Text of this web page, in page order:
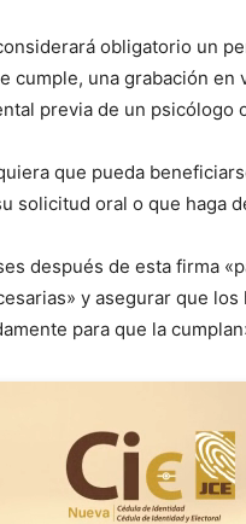
obligatorio un
cumple, una grabación
previa de un psicólogo
que pueda
solicitud oral o que haga
después de esta firma
y asegurar que
para que la